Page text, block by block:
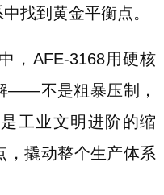
找到黄金平衡点。
，AFE-3168用硬核
——不是粗暴压制，
工业文明进阶的缩
，撬动整个生产体系